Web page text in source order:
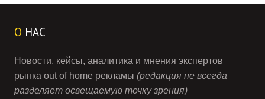
О НАС
Новости, кейсы, аналитика и мнения экспертов
рынка out of home рекламы (редакция не всегда
разделяет освещаемую точку зрения)